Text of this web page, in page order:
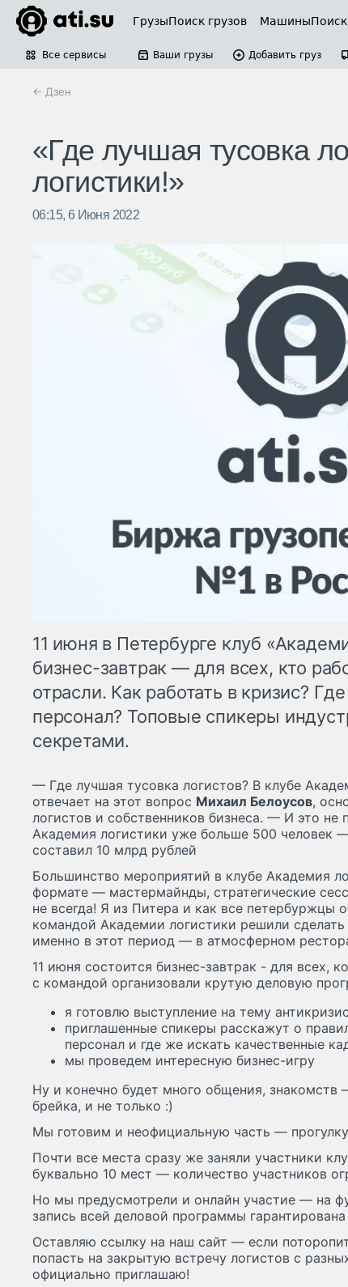
ГрузыПоиск грузов Машины
Все сервисы Ваши грузы Добавить груз
← Дзен
«Где лучшая тусовка
логистики!»
06:15, 6 Июня 2022
11 июня в Петербурге клуб
бизнес-завтрак — для всех, кто
отрасли. Как работать в кризис?
персонал? Топовые спикеры
секретами.
— Где лучшая тусовка логистов? В клубе
отвечает на этот вопрос Михаил Белоусов,
логистов и собственников бизнеса. — И это не
Академия логистики уже больше 500 человек
составил 10 млрд рублей
Большинство мероприятий в клубе Академия
формате — мастермайнды, стратегические
не всегда! Я из Питера и как все
командой Академии логистики решили
именно в этот период — в атмосферном
11 июня состоится бизнес-завтрак - для всех,
с командой организовали крутую деловую
я готовлю выступление на тему
приглашенные спикеры расскажут о
персонал и где же искать качественные
мы проведем интересную бизнес-игру
Ну и конечно будет много общения,
брейка, и не только :)
Мы готовим и неофициальную часть —
Почти все места сразу же заняли участники
буквально 10 мест — количество участников
Но мы предусмотрели и онлайн участие — на
запись всей деловой программы гарантирована
Оставляю ссылку на наш сайт — если
попасть на закрытую встречу логистов с
официально приглашаю!